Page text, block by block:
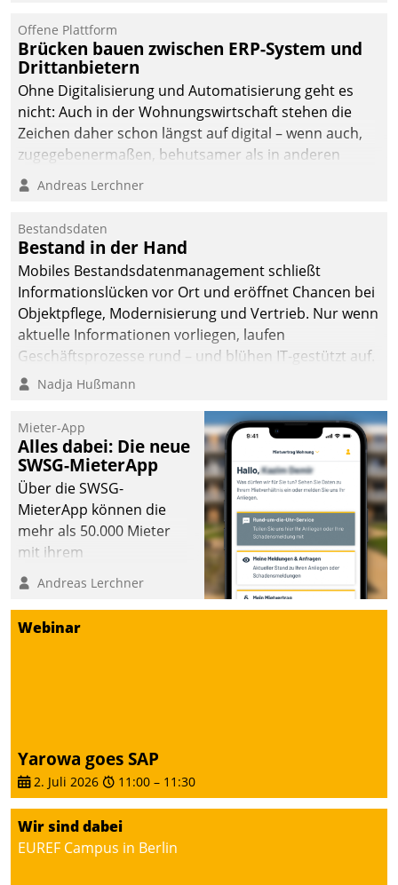
Offene Plattform
Brücken bauen zwischen ERP-System und
Drittanbietern
Ohne Digitalisierung und Automatisierung geht es
nicht: Auch in der Wohnungswirtschaft stehen die
Zeichen daher schon längst auf digital – wenn auch,
zugegebenermaßen, behutsamer als in anderen
Branchen.
Andreas Lerchner
Bestandsdaten
Bestand in der Hand
Mobiles Bestandsdatenmanagement schließt
Informationslücken vor Ort und eröffnet Chancen bei
Objektpflege, Modernisierung und Vertrieb. Nur wenn
aktuelle Informationen vorliegen, laufen
Geschäftsprozesse rund – und blühen IT-gestützt auf.
Nadja Hußmann
Mieter-App
Alles dabei: Die neue
SWSG-MieterApp
Über die SWSG-
MieterApp können die
mehr als 50.000 Mieter
mit ihrem
Wohnungsunternehmen
kommunizieren, auf dem
Laufenden bleiben, Daten
einsehen und ändern
Andreas Lerchner
Webinar
Yarowa goes SAP
2. Juli 2026 11:00 – 11:30
Wir sind dabei
EUREF Campus in Berlin